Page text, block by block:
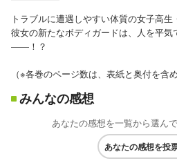
トラブルに遭遇しやすい体質の女子高生
彼女の新たなボディガードは、人を平
――！？
（※各巻のページ数は、表紙と奥付を含
みんなの感想
あなたの感想を一覧から選ん
あなたの感想を投